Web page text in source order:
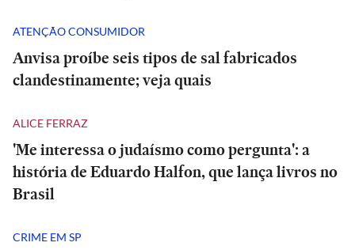
ATENÇÃO CONSUMIDOR
Anvisa proíbe seis tipos de sal fabricados
clandestinamente; veja quais
ALICE FERRAZ
'Me interessa o judaísmo como pergunta': a
história de Eduardo Halfon, que lança livros no
Brasil
CRIME EM SP